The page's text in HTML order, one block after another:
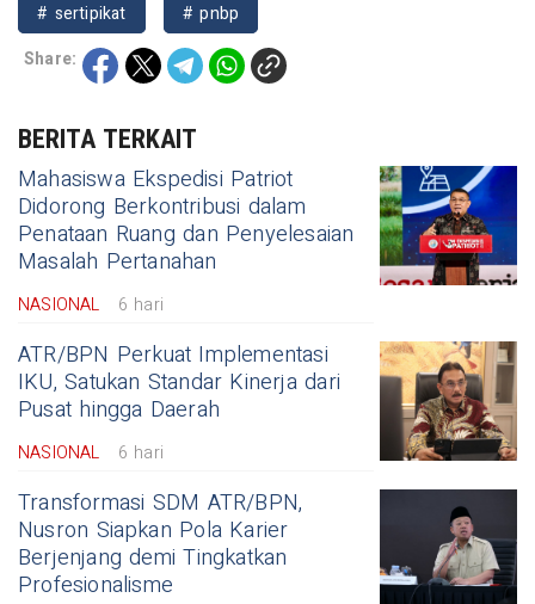
# sertipikat
# pnbp
Share:
BERITA TERKAIT
Mahasiswa Ekspedisi Patriot
Didorong Berkontribusi dalam
Penataan Ruang dan Penyelesaian
Masalah Pertanahan
NASIONAL 6 hari
ATR/BPN Perkuat Implementasi
IKU, Satukan Standar Kinerja dari
Pusat hingga Daerah
NASIONAL 6 hari
Transformasi SDM ATR/BPN,
Nusron Siapkan Pola Karier
Berjenjang demi Tingkatkan
Profesionalisme